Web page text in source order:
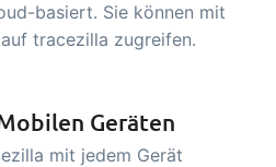
basiert. Sie können mit
tracezilla zugreifen.
Geräten
mit jedem Gerät